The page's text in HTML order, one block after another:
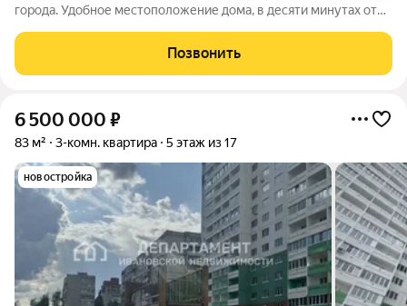
города. Удобное местоположение дома, в десяти минутах от
подъездные пути, закрытый двор, детская площадка,
парковочные места во дворе. Все
Позвонить
6 500 000 ₽
83 м² 3-комн. квартира 5 этаж из 17
новостройка